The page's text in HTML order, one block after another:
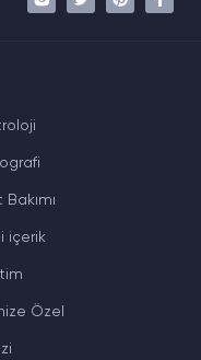
Bakımı
içerik
Özel